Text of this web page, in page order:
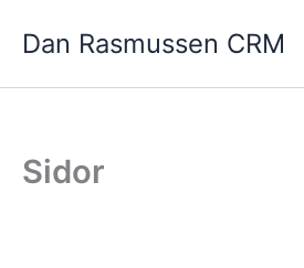
Dan Rasmussen CRM
Sidor